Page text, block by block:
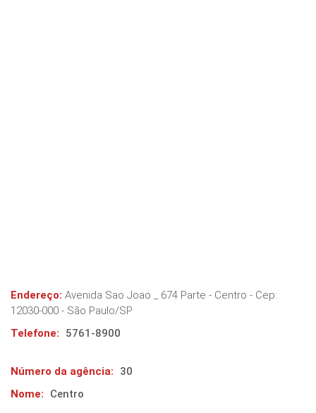
Endereço: Avenida Sao Joao _ 674 Parte - Centro - Cep:
12030-000 - São Paulo/SP
Telefone:
5761-8900
Número da agência:
30
Nome:
Centro